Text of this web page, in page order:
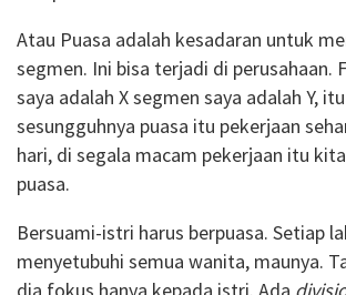
Atau Puasa adalah kesadaran untuk
segmen. Ini bisa terjadi di perusahaan.
saya adalah X segmen saya adalah Y,
sesungguhnya puasa itu pekerjaan
hari, di segala macam pekerjaan itu
puasa.
Bersuami-istri harus berpuasa. Setiap
menyetubuhi semua wanita, maunya.